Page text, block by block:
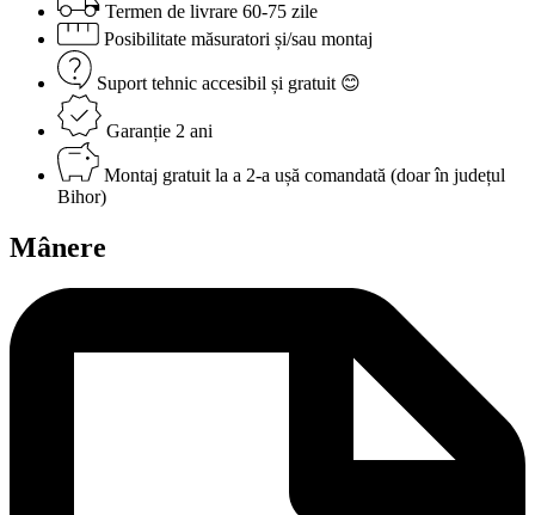
Termen de livrare 60-75 zile
Posibilitate măsuratori și/sau montaj
Suport tehnic accesibil și gratuit 😊
Garanție 2 ani
Montaj gratuit la a 2-a ușă comandată (doar în județul
Bihor)
Mânere